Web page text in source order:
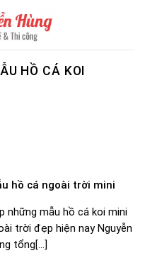
HỒ CÁ KOI
hồ cá ngoài trời mini
những mẫu hồ cá koi mini
trời đẹp hiện nay Nguyễn
tổng[...]